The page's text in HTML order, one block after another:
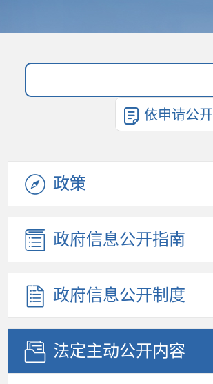
依申请公开
政策
政府信息公开指南
政府信息公开制度
法定主动公开内容